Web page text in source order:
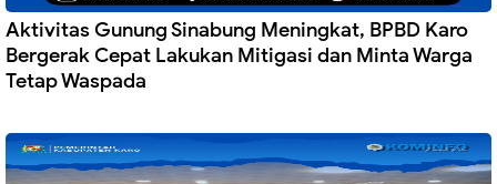
Aktivitas Gunung Sinabung Meningkat, BPBD Karo
Bergerak Cepat Lakukan Mitigasi dan Minta Warga
Tetap Waspada